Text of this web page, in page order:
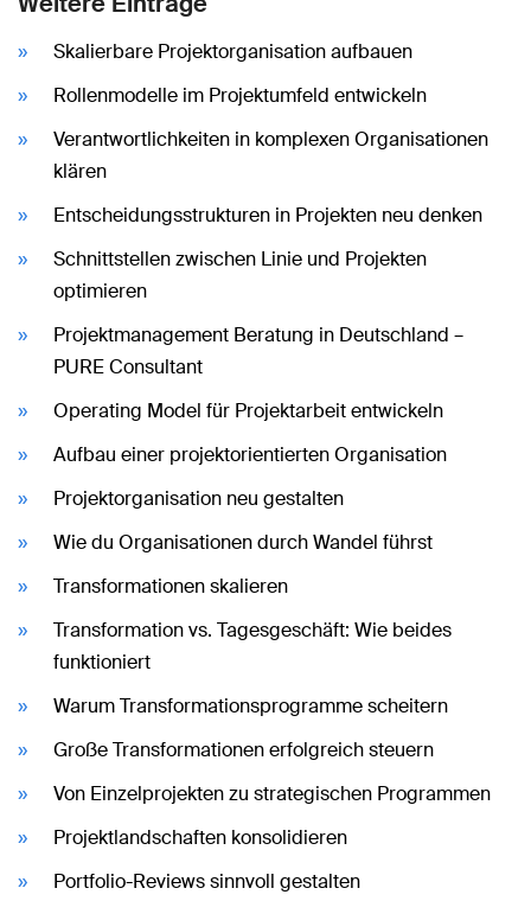
Skalierbare Projektorganisation aufbauen
Rollenmodelle im Projektumfeld entwickeln
Verantwortlichkeiten in komplexen Organisationen
klären
Entscheidungsstrukturen in Projekten neu denken
Schnittstellen zwischen Linie und Projekten
optimieren
Projektmanagement Beratung in Deutschland –
PURE Consultant
Operating Model für Projektarbeit entwickeln
Aufbau einer projektorientierten Organisation
Projektorganisation neu gestalten
Wie du Organisationen durch Wandel führst
Transformationen skalieren
Transformation vs. Tagesgeschäft: Wie beides
funktioniert
Warum Transformationsprogramme scheitern
Große Transformationen erfolgreich steuern
Von Einzelprojekten zu strategischen Programmen
Projektlandschaften konsolidieren
Portfolio-Reviews sinnvoll gestalten